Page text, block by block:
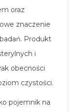
oraz
znaczenie
Produkt
i
obecności
czystości.
pojemnik na